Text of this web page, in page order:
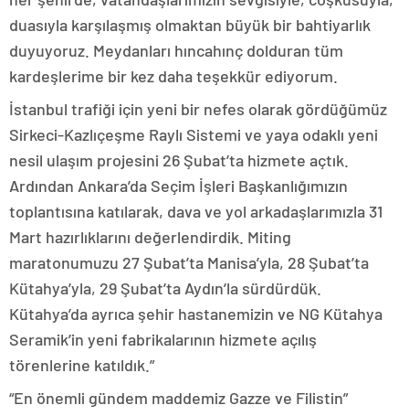
duasıyla karşılaşmış olmaktan büyük bir bahtiyarlık
duyuyoruz. Meydanları hıncahınç dolduran tüm
kardeşlerime bir kez daha teşekkür ediyorum.
İstanbul trafiği için yeni bir nefes olarak gördüğümüz
Sirkeci-Kazlıçeşme Raylı Sistemi ve yaya odaklı yeni
nesil ulaşım projesini 26 Şubat’ta hizmete açtık.
Ardından Ankara’da Seçim İşleri Başkanlığımızın
toplantısına katılarak, dava ve yol arkadaşlarımızla 31
Mart hazırlıklarını değerlendirdik. Miting
maratonumuzu 27 Şubat’ta Manisa’yla, 28 Şubat’ta
Kütahya’yla, 29 Şubat’ta Aydın’la sürdürdük.
Kütahya’da ayrıca şehir hastanemizin ve NG Kütahya
Seramik’in yeni fabrikalarının hizmete açılış
törenlerine katıldık.”
“En önemli gündem maddemiz Gazze ve Filistin”